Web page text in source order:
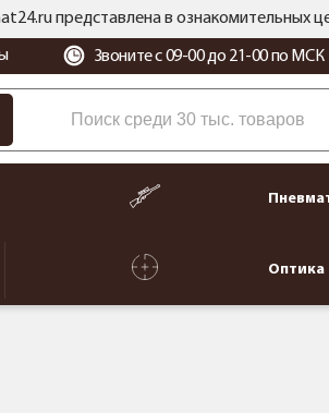
представлена в
Звоните с 09-00 до 21-00 по МСК
Оптика